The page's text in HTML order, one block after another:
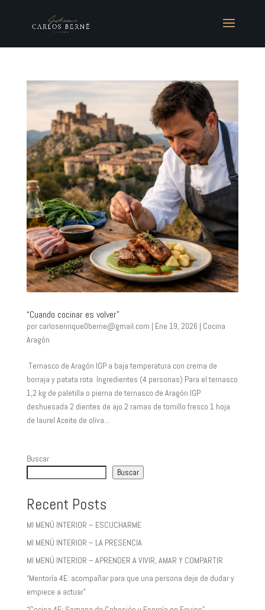
“Cuando cocinar es volver”
por carlosenrique0berne@gmail.com | Ene 19, 2026 | Cocina
Aragón
Ternasco de Aragón IGP a baja temperatura con crema de
borraja y patata rota Ingredientes (4 personas) Para el ternasco
1,2 kg de paletilla o pierna de ternasco de Aragón IGP
deshuesada 2 dientes de ajo 2 ramas de tomillo fresco 1 hoja
de laurel Aceite de oliva...
Buscar
Buscar
Recent Posts
MI MENÚ INTERIOR – ESCUCHARME
MI MENÚ INTERIOR – LA PRESENCIA
MI MENÚ INTERIOR – APRENDER A VIVIR, AMAR Y COMPARTIR
“Mentoría 4E: acompañar para que una persona deje de dudar y
empiece a actuar”